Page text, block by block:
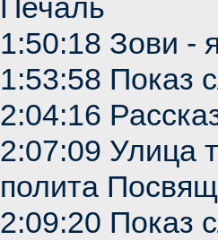
Печаль
1:50:18 Зови -
1:53:58 Показ
2:04:16
2:07:09 Улица
полита
2:09:20 Показ